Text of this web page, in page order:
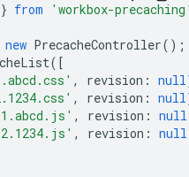
} from 'workbox-
new PrecacheController();
([
, revision : null
, revision : null
, revision : null
, revision : null